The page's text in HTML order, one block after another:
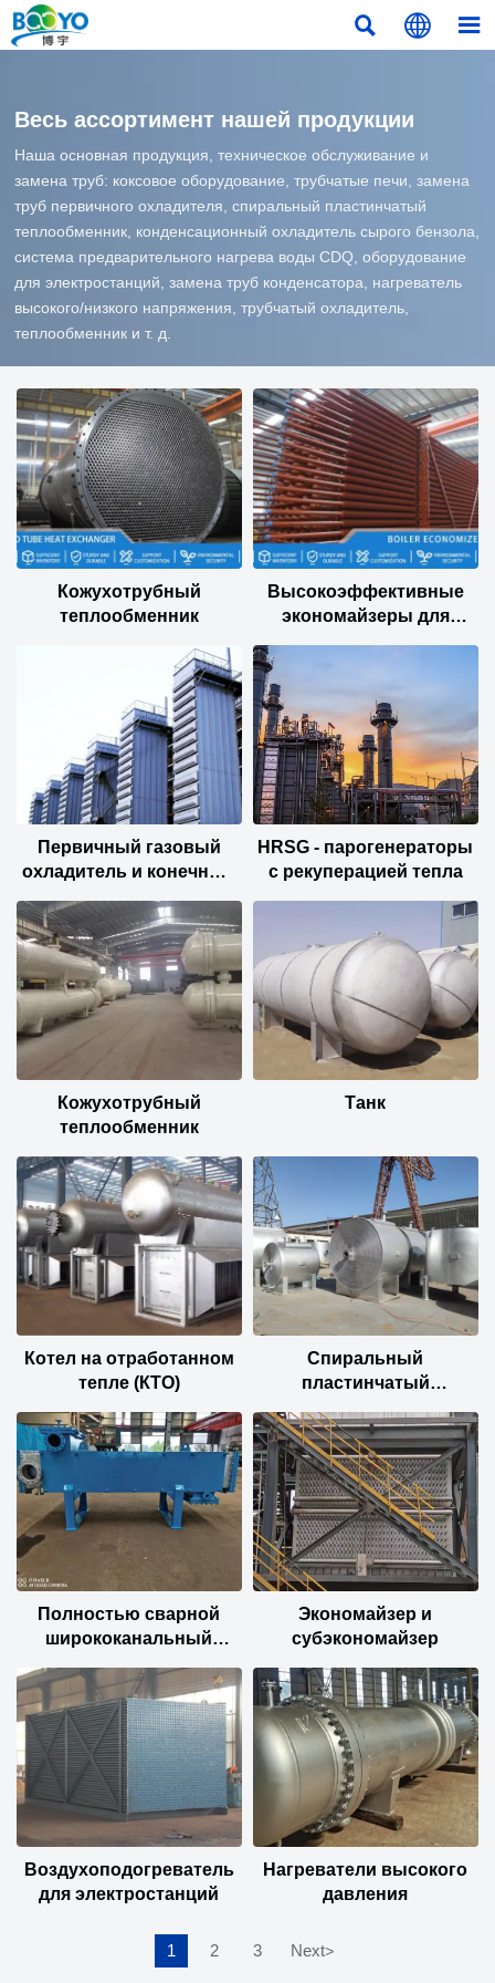
  
Весь ассортимент нашей продукции
Наша основная продукция, техническое обслуживание и
замена труб: коксовое оборудование, трубчатые печи, замена
труб первичного охладителя, спиральный пластинчатый
теплообменник, конденсационный охладитель сырого бензола,
система предварительного нагрева воды CDQ, оборудование
для электростанций, замена труб конденсатора, нагреватель
высокого/низкого напряжения, трубчатый охладитель,
теплообменник и т. д.
Кожухотрубный
теплообменник
Высокоэффективные
экономайзеры для
Первичный газовый
охладитель и конечный
HRSG - парогенераторы
с рекуперацией тепла
Кожухотрубный
теплообменник
Танк
Котел на отработанном
тепле (КТО)
Спиральный
пластинчатый
Полностью сварной
ширококанальный
теплообменник
Экономайзер и
субэкономайзер
Воздухоподогреватель
для электростанций
Нагреватели высокого
давления
1 2 3 Next>